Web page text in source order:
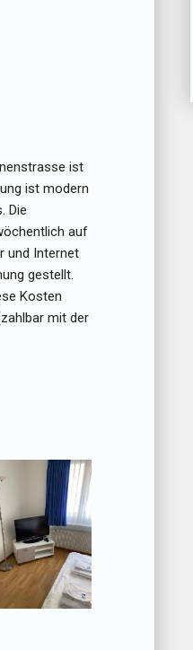
ist
ist modern
Die
auf
und Internet
gestellt.
Kosten
mit der